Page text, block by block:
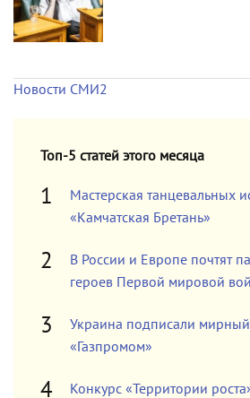
Новости СМИ2
Топ-5 статей этого месяца
Мастерская танцевальных
«Камчатская Бретань»
В России и Европе почтят
героев Первой мировой
Украина подписали
«Газпромом»
Конкурс «Территории